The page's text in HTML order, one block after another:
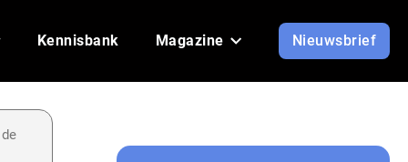
Kennisbank Magazine Nieuwsbrief